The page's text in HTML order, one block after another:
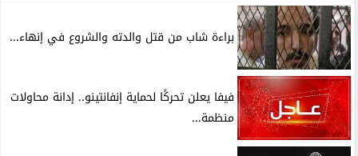
براءة شاب من قتل والدته والشروع في إنهاء...
فيفا يعلن تحركًا لحماية إنفانتينو.. إدانة محاولات
منظمة...